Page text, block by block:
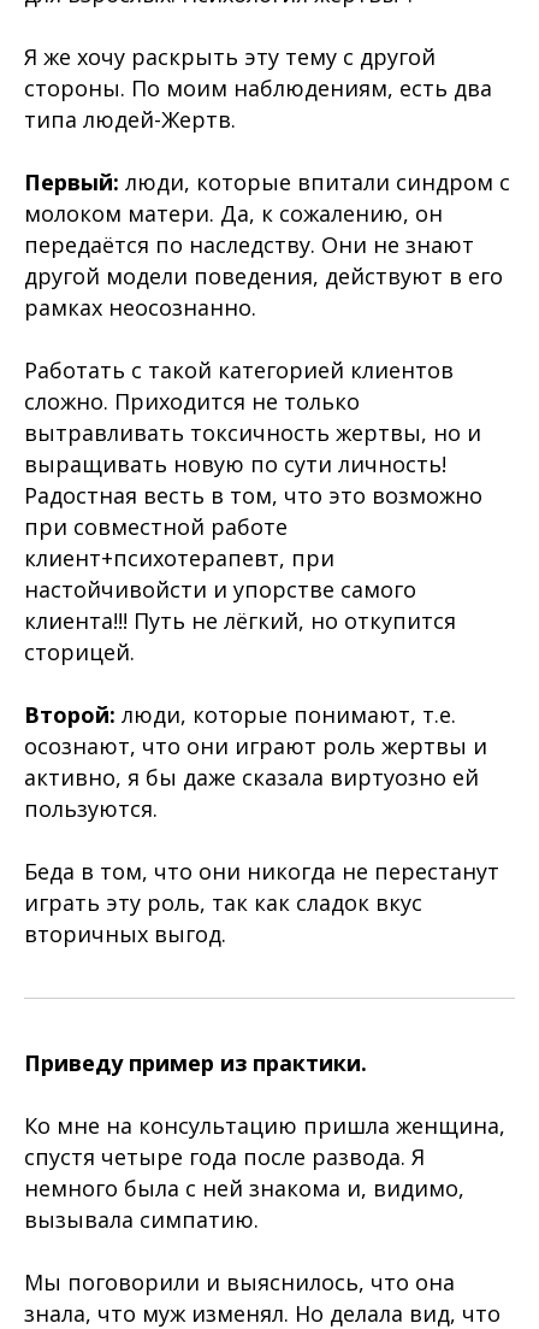
Я же хочу раскрыть эту тему с другой
стороны. По моим наблюдениям, есть два
типа людей-Жертв.
Первый: люди, которые впитали синдром с
молоком матери. Да, к сожалению, он
передаётся по наследству. Они не знают
другой модели поведения, действуют в его
рамках неосознанно.
Работать с такой категорией клиентов
сложно. Приходится не только
вытравливать токсичность жертвы, но и
выращивать новую по сути личность!
Радостная весть в том, что это возможно
при совместной работе
клиент+психотерапевт, при
настойчивойсти и упорстве самого
клиента!!! Путь не лёгкий, но откупится
сторицей.
Второй: люди, которые понимают, т.е.
осознают, что они играют роль жертвы и
активно, я бы даже сказала виртуозно ей
пользуются.
Беда в том, что они никогда не перестанут
играть эту роль, так как сладок вкус
вторичных выгод.
Приведу пример из практики.
Ко мне на консультацию пришла женщина,
спустя четыре года после развода. Я
немного была с ней знакома и, видимо,
вызывала симпатию.
Мы поговорили и выяснилось, что она
знала, что муж изменял. Но делала вид, что